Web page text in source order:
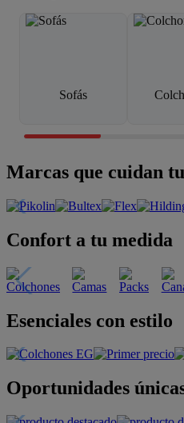
Sofás
Marcas que cuidan
Confort a tu medida
Esenciales con estilo
Oportunidades